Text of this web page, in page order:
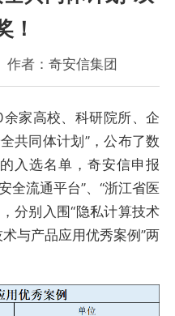
！
作者：奇安信集团
家高校、科研院所、企
共同体计划”，公布了数
入选名单，奇安信申报
全流通平台”、“浙江省医
分别入围“隐私计算技术
与产品应用优秀案例”两